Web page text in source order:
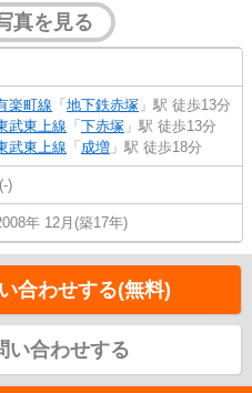
真を見る
楽町線 「 地下鉄赤塚 」駅 徒歩13分
武東上線 「 下赤塚 」駅 徒歩13分
武東上線 「 成増 」駅 徒歩18分
)
年 12月(築17年)
合わせする(無料)
い合わせする